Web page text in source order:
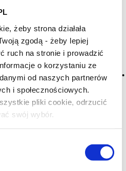
żeby strona działała
zgodą - żeby lepiej
ruch na stronie i prowadzić
o korzystaniu ze
od naszych partnerów
i społecznościowych.
pliki cookie, odrzucić
swój wybór.18 lat?
smaku, wyraźnie
wysokim stężeniu alkoholu
niezbyt wyrafinowane, mniej
alkoholu powinno być
krzepkie; potężne; … Więcej